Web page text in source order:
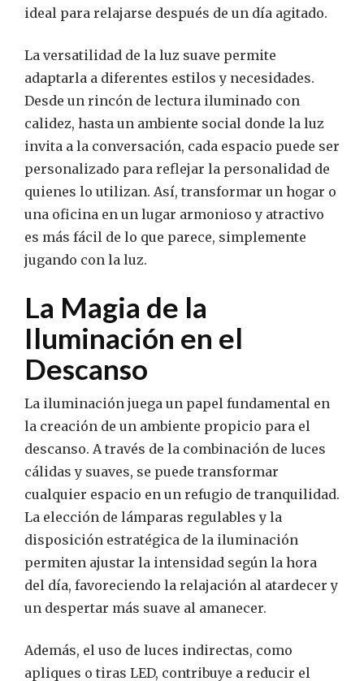
ideal para relajarse después de un día agitado.
La versatilidad de la luz suave permite
adaptarla a diferentes estilos y necesidades.
Desde un rincón de lectura iluminado con
calidez, hasta un ambiente social donde la luz
invita a la conversación, cada espacio puede ser
personalizado para reflejar la personalidad de
quienes lo utilizan. Así, transformar un hogar o
una oficina en un lugar armonioso y atractivo
es más fácil de lo que parece, simplemente
jugando con la luz.
La Magia de la
Iluminación en el
Descanso
La iluminación juega un papel fundamental en
la creación de un ambiente propicio para el
descanso. A través de la combinación de luces
cálidas y suaves, se puede transformar
cualquier espacio en un refugio de tranquilidad.
La elección de lámparas regulables y la
disposición estratégica de la iluminación
permiten ajustar la intensidad según la hora
del día, favoreciendo la relajación al atardecer y
un despertar más suave al amanecer.
Además, el uso de luces indirectas, como
apliques o tiras LED, contribuye a reducir el